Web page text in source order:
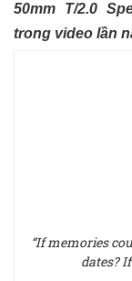
50mm T/2.0
trong video lần
“If memories
dates?